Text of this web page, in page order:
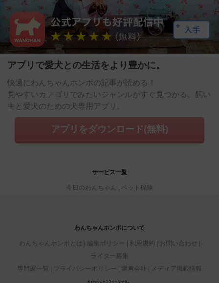
アプリで愛犬との生活をより豊かに。
快適にわんちゃんホンポの記事が読める！
見やすいカテゴリでみたいジャンルがすぐ見つかる。飼い
主と愛犬のための犬専用アプリ。
アプリをダウンロード(無料)
サービス一覧
今日のわんちゃん ペット保険
わんちゃんホンポについて
わんちゃんホンポとは 編集ポリシー 利用規約
お問い合わせ
ライター募集
専門家一覧
プライバシーポリシー 運営会社 メディア掲載情報